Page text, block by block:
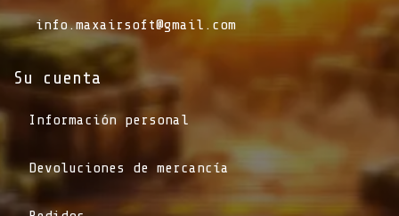
info.maxairsoft@gmail.com
Su cuenta
Información personal
Devoluciones de mercancía